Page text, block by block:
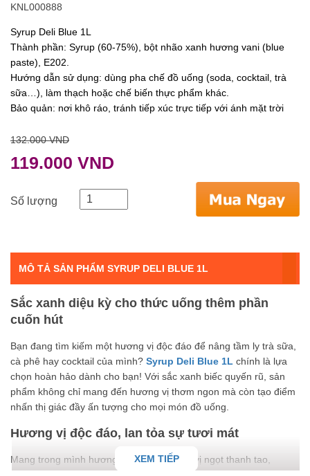
KNL000888
Syrup Deli Blue 1L
Thành phần: Syrup (60-75%), bột nhão xanh hương vani (blue
paste), E202.
Hướng dẫn sử dụng: dùng pha chế đồ uống (soda, cocktail, trà
sữa…), làm thạch hoặc chế biến thực phẩm khác.
Bảo quản: nơi khô ráo, tránh tiếp xúc trực tiếp với ánh mặt trời
132.000 VND
119.000 VND
Số lượng
MÔ TẢ SẢN PHẨM SYRUP DELI BLUE 1L
Sắc xanh diệu kỳ cho thức uống thêm phần
cuốn hút
Bạn đang tìm kiếm một hương vị độc đáo để nâng tầm ly trà sữa,
cà phê hay cocktail của mình? Syrup Deli Blue 1L chính là lựa
chọn hoàn hảo dành cho bạn! Với sắc xanh biếc quyến rũ, sản
phẩm không chỉ mang đến hương vị thơm ngon mà còn tạo điểm
nhấn thị giác đầy ấn tượng cho mọi món đồ uống.
Hương vị độc đáo, lan tỏa sự tươi mát
Mang trong mình hương thơm dịu nhẹ và vị ngọt thanh tao,
XEM TIẾP